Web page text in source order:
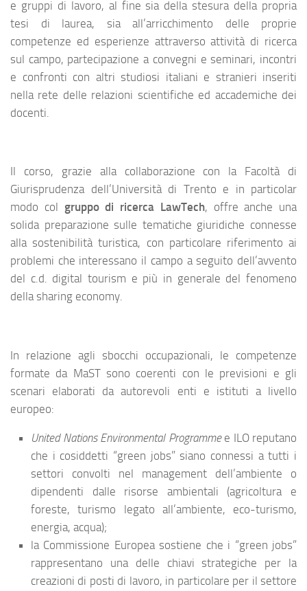
e gruppi di lavoro, al fine sia della stesura della propria
tesi di laurea, sia all’arricchimento delle proprie
competenze ed esperienze attraverso attività di ricerca
sul campo, partecipazione a convegni e seminari, incontri
e confronti con altri studiosi italiani e stranieri inseriti
nella rete delle relazioni scientifiche ed accademiche dei
docenti.
Il corso, grazie alla collaborazione con la Facoltà di
Giurisprudenza dell’Università di Trento e in particolar
modo col gruppo di ricerca LawTech, offre anche una
solida preparazione sulle tematiche giuridiche connesse
alla sostenibilità turistica, con particolare riferimento ai
problemi che interessano il campo a seguito dell’avvento
del c.d. digital tourism e più in generale del fenomeno
della sharing economy.
In relazione agli sbocchi occupazionali, le competenze
formate da MaST sono coerenti con le previsioni e gli
scenari elaborati da autorevoli enti e istituti a livello
europeo:
United Nations Environmental Programmee ILO reputano
che i cosiddetti “green jobs” siano connessi a tutti i
settori convolti nel management dell’ambiente o
dipendenti dalle risorse ambientali (agricoltura e
foreste, turismo legato all’ambiente, eco-turismo,
energia, acqua);
la Commissione Europea sostiene che i “green jobs”
rappresentano una delle chiavi strategiche per la
creazioni di posti di lavoro, in particolare per il settore